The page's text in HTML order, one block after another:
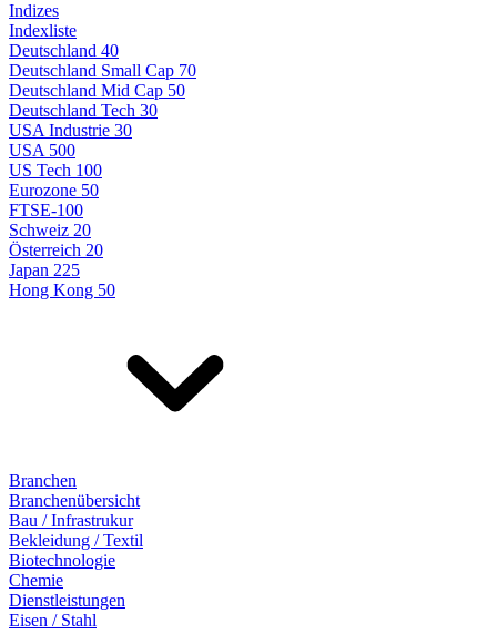
Indizes
Indexliste
Deutschland 40
Deutschland Small Cap 70
Deutschland Mid Cap 50
Deutschland Tech 30
USA Industrie 30
USA 500
US Tech 100
Eurozone 50
FTSE-100
Schweiz 20
Österreich 20
Japan 225
Hong Kong 50
Branchen
Branchenübersicht
Bau / Infrastrukur
Bekleidung / Textil
Biotechnologie
Chemie
Dienstleistungen
Eisen / Stahl